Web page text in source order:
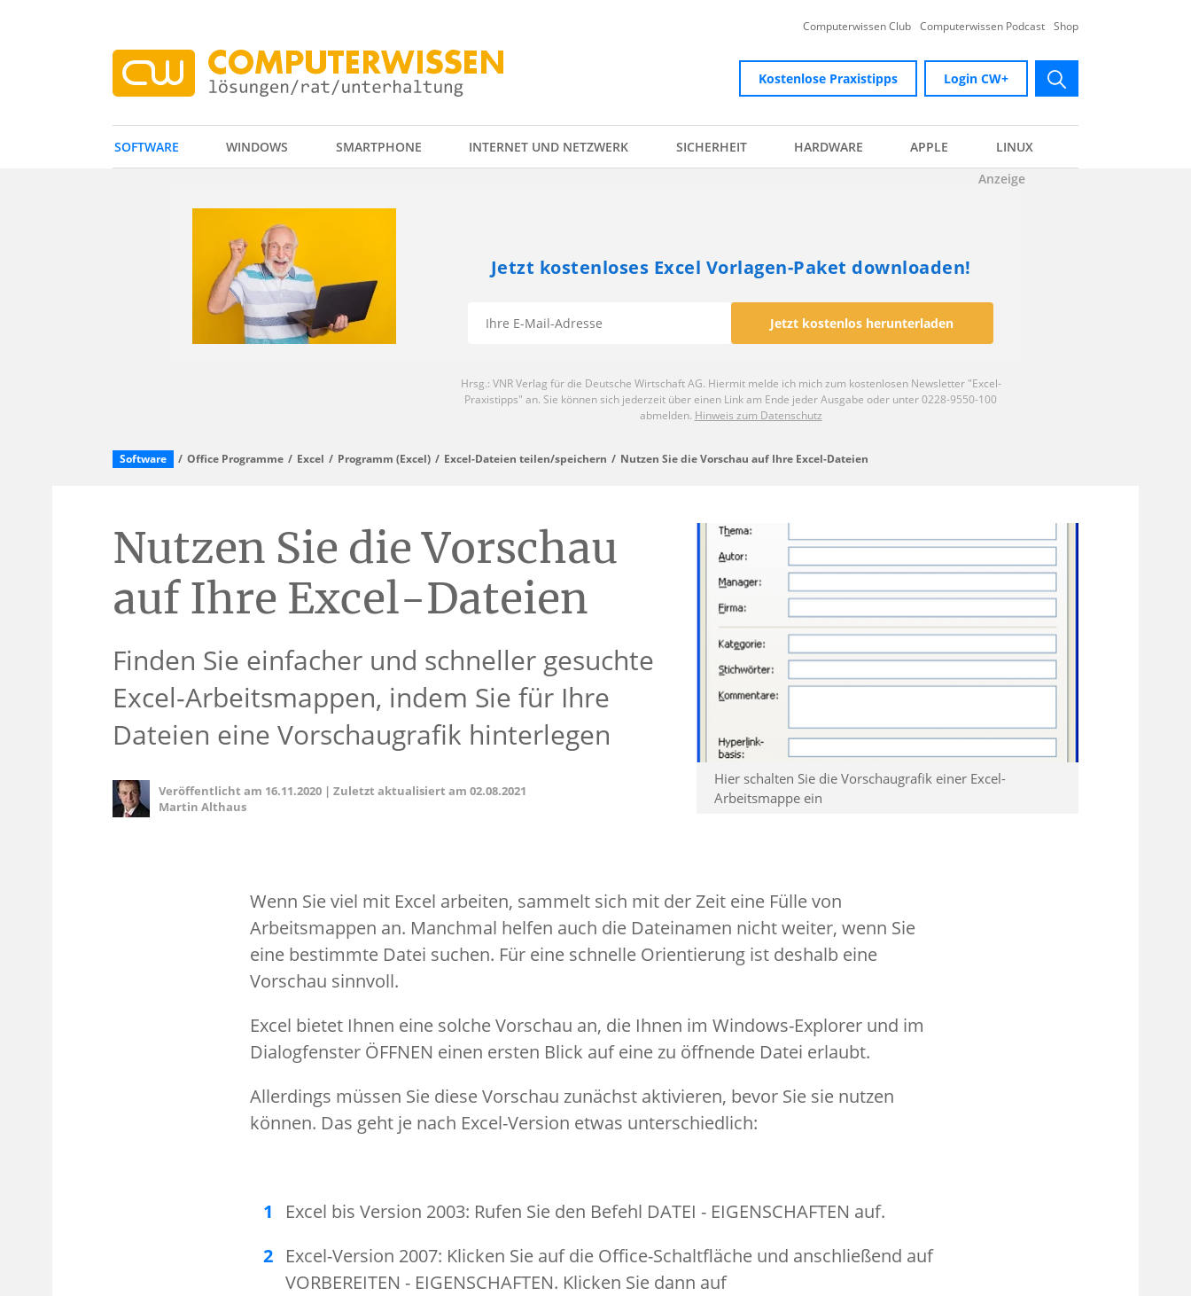
Computerwissen Club Computerwissen Podcast Shop
Kostenlose Praxistipps
Login CW+
submit
SOFTWARE WINDOWS SMARTPHONE INTERNET UND NETZWERK SICHERHEIT HARDWARE APPLE LINUX
Software Office Programme Excel Programm (Excel) Excel-Dateien teilen/speichern Nutzen Sie die Vorschau auf Ihre Excel-Dateien
Hier schalten Sie die Vorschaugrafik einer Excel-
Arbeitsmappe ein
Nutzen Sie die Vorschau
auf Ihre Excel-Dateien
Finden Sie einfacher und schneller gesuchte
Excel-Arbeitsmappen, indem Sie für Ihre
Dateien eine Vorschaugrafik hinterlegen
Veröffentlicht am 16.11.2020 | Zuletzt aktualisiert am 02.08.2021
Martin Althaus
Wenn Sie viel mit Excel arbeiten, sammelt sich mit der Zeit eine Fülle von
Arbeitsmappen an. Manchmal helfen auch die Dateinamen nicht weiter, wenn Sie
eine bestimmte Datei suchen. Für eine schnelle Orientierung ist deshalb eine
Vorschau sinnvoll.
Excel bietet Ihnen eine solche Vorschau an, die Ihnen im Windows-Explorer und im
Dialogfenster ÖFFNEN einen ersten Blick auf eine zu öffnende Datei erlaubt.
Allerdings müssen Sie diese Vorschau zunächst aktivieren, bevor Sie sie nutzen
können. Das geht je nach Excel-Version etwas unterschiedlich:
Excel bis Version 2003: Rufen Sie den Befehl DATEI - EIGENSCHAFTEN auf.
Excel-Version 2007: Klicken Sie auf die Office-Schaltfläche und anschließend auf
VORBEREITEN - EIGENSCHAFTEN. Klicken Sie dann auf